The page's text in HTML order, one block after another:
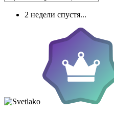
2 недели спустя...